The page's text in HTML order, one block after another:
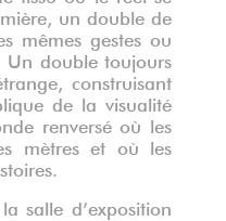
un double de
mêmes gestes ou
Un double toujours
construisant
de la visualité
renversé où les
mètres et où les
salle d’exposition